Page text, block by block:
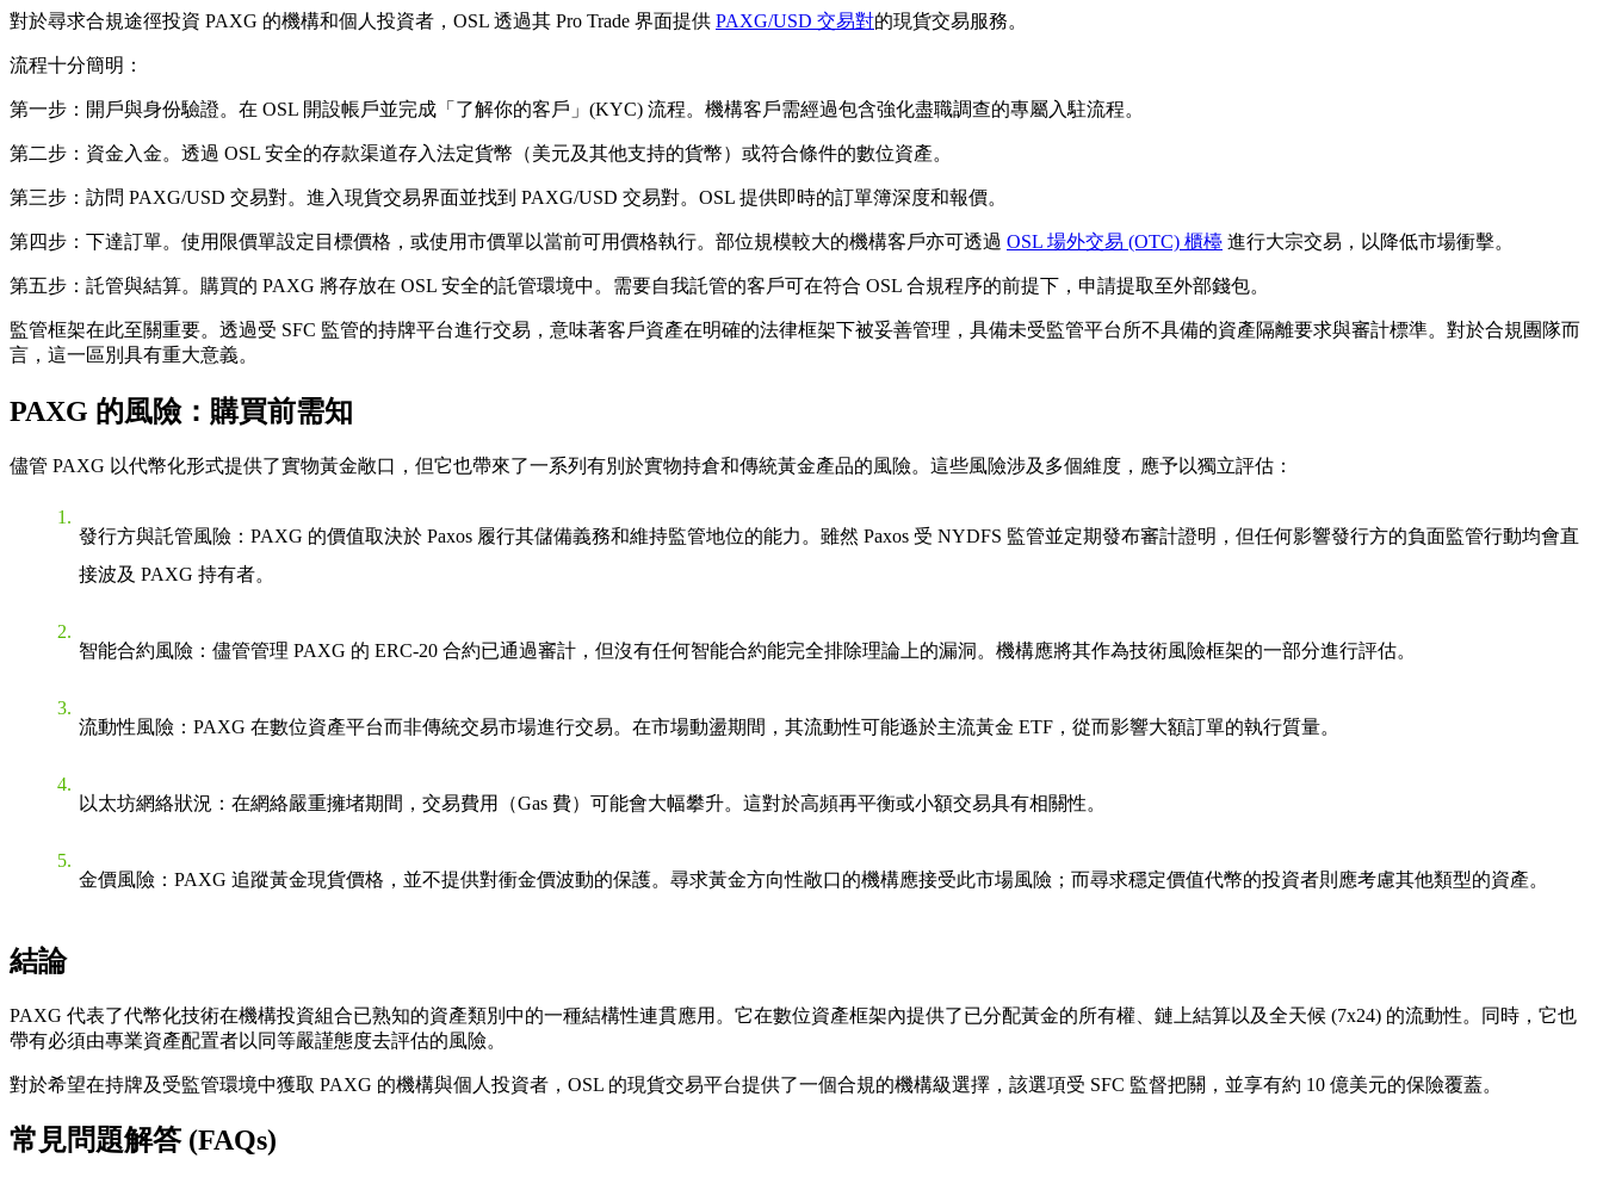
對於尋求合規途徑投資 PAXG 的機構和個人投資者，OSL 透過其 Pro Trade 界面提供 PAXG/USD 交易對的現貨交易服務。
流程十分簡明：
第一步：開戶與身份驗證。在 OSL 開設帳戶並完成「了解你的客戶」(KYC) 流程。機構客戶需經過包含強化盡職調查的專屬入駐流程。
第二步：資金入金。透過 OSL 安全的存款渠道存入法定貨幣（美元及其他支持的貨幣）或符合條件的數位資產。
第三步：訪問 PAXG/USD 交易對。進入現貨交易界面並找到 PAXG/USD 交易對。OSL 提供即時的訂單簿深度和報價。
第四步：下達訂單。使用限價單設定目標價格，或使用市價單以當前可用價格執行。部位規模較大的機構客戶亦可透過 OSL 場外交易 (OTC) 櫃檯 進行大宗交易，以降低市場衝擊。
第五步：託管與結算。購買的 PAXG 將存放在 OSL 安全的託管環境中。需要自我託管的客戶可在符合 OSL 合規程序的前提下，申請提取至外部錢包。
監管框架在此至關重要。透過受 SFC 監管的持牌平台進行交易，意味著客戶資產在明確的法律框架下被妥善管理，具備未受監管平台所不具備的資產隔離要求與審計標準。對於合規團隊而
言，這一區別具有重大意義。
PAXG 的風險：購買前需知
儘管 PAXG 以代幣化形式提供了實物黃金敞口，但它也帶來了一系列有別於實物持倉和傳統黃金產品的風險。這些風險涉及多個維度，應予以獨立評估：
發行方與託管風險：PAXG 的價值取決於 Paxos 履行其儲備義務和維持監管地位的能力。雖然 Paxos 受 NYDFS 監管並定期發布審計證明，但任何影響發行方的負面監管行動均會直
接波及 PAXG 持有者。
智能合約風險：儘管管理 PAXG 的 ERC-20 合約已通過審計，但沒有任何智能合約能完全排除理論上的漏洞。機構應將其作為技術風險框架的一部分進行評估。
流動性風險：PAXG 在數位資產平台而非傳統交易市場進行交易。在市場動盪期間，其流動性可能遜於主流黃金 ETF，從而影響大額訂單的執行質量。
以太坊網絡狀況：在網絡嚴重擁堵期間，交易費用（Gas 費）可能會大幅攀升。這對於高頻再平衡或小額交易具有相關性。
金價風險：PAXG 追蹤黃金現貨價格，並不提供對衝金價波動的保護。尋求黃金方向性敞口的機構應接受此市場風險；而尋求穩定價值代幣的投資者則應考慮其他類型的資產。
結論
PAXG 代表了代幣化技術在機構投資組合已熟知的資產類別中的一種結構性連貫應用。它在數位資產框架內提供了已分配黃金的所有權、鏈上結算以及全天候 (7x24) 的流動性。同時，它也
帶有必須由專業資產配置者以同等嚴謹態度去評估的風險。
對於希望在持牌及受監管環境中獲取 PAXG 的機構與個人投資者，OSL 的現貨交易平台提供了一個合規的機構級選擇，該選項受 SFC 監督把關，並享有約 10 億美元的保險覆蓋。
常見問題解答 (FAQs)